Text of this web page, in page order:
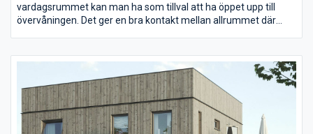
vardagsrummet kan man ha som tillval att ha öppet upp till
övervåningen. Det ger en bra kontakt mellan allrummet där
användas som en barn-/ungdomsdel, om föräldrarna sover på